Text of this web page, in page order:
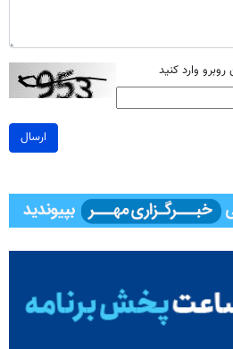
وارد کنید
ارسال